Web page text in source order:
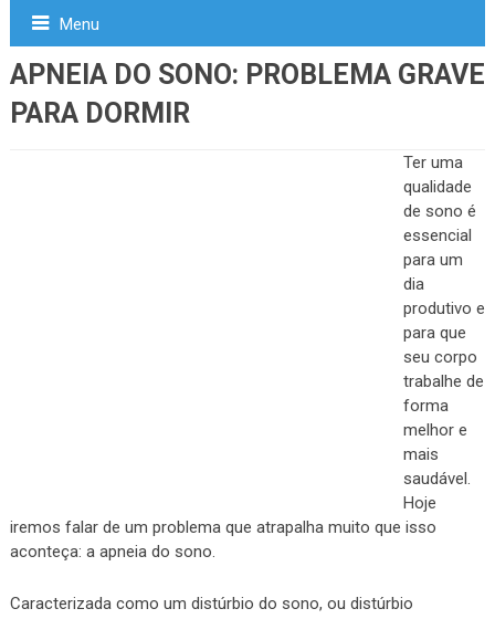
Menu
APNEIA DO SONO: PROBLEMA GRAVE
PARA DORMIR
Ter uma
qualidade
de sono é
essencial
para um
dia
produtivo e
para que
seu corpo
trabalhe de
forma
melhor e
mais
saudável.
Hoje
iremos falar de um problema que atrapalha muito que isso
aconteça: a apneia do sono.
Caracterizada como um distúrbio do sono, ou distúrbio